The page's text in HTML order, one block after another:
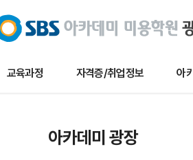
교육과정 자격증/취업정보 아
채용/취업정보아카데미 광장